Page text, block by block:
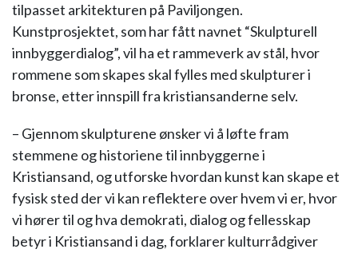
tilpasset arkitekturen på Paviljongen.
Kunstprosjektet, som har fått navnet “Skulpturell
innbyggerdialog”, vil ha et rammeverk av stål, hvor
rommene som skapes skal fylles med skulpturer i
bronse, etter innspill fra kristiansanderne selv.
– Gjennom skulpturene ønsker vi å løfte fram
stemmene og historiene til innbyggerne i
Kristiansand, og utforske hvordan kunst kan skape et
fysisk sted der vi kan reflektere over hvem vi er, hvor
vi hører til og hva demokrati, dialog og fellesskap
betyr i Kristiansand i dag, forklarer kulturrådgiver